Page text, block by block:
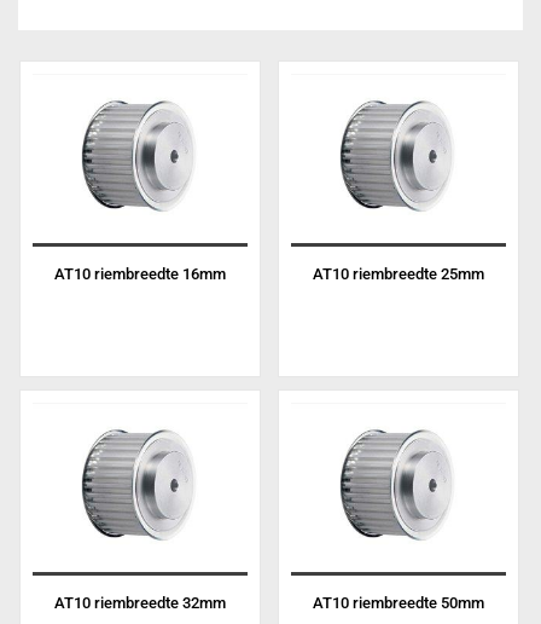
AT10 riembreedte 16mm AT10 riembreedte 25mm
AT10 riembreedte 32mm AT10 riembreedte 50mm